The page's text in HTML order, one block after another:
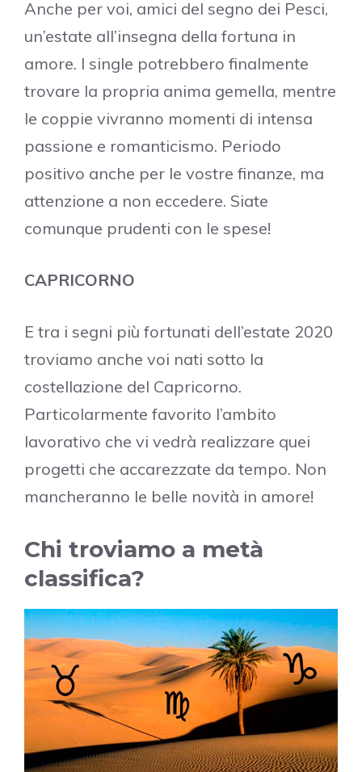
Anche per voi, amici del segno dei Pesci,
un’estate all’insegna della fortuna in
amore. I single potrebbero finalmente
trovare la propria anima gemella, mentre
le coppie vivranno momenti di intensa
passione e romanticismo. Periodo
positivo anche per le vostre finanze, ma
attenzione a non eccedere. Siate
comunque prudenti con le spese!
CAPRICORNO
E tra i segni più fortunati dell’estate 2020
troviamo anche voi nati sotto la
costellazione del Capricorno.
Particolarmente favorito l’ambito
lavorativo che vi vedrà realizzare quei
progetti che accarezzate da tempo. Non
mancheranno le belle novità in amore!
Chi troviamo a metà
classifica?